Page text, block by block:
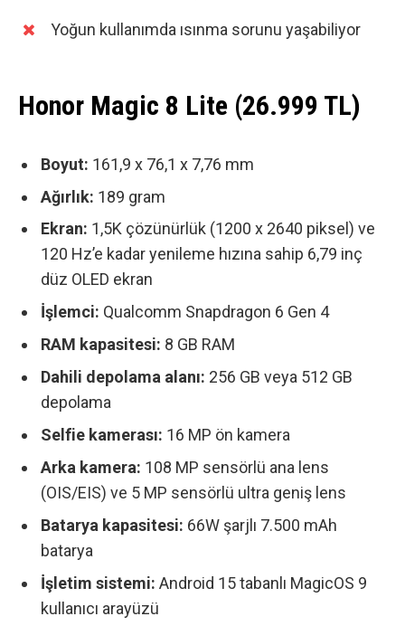
Yoğun kullanımda ısınma sorunu yaşabiliyor
Honor Magic 8 Lite (26.999 TL)
Boyut: 161,9 x 76,1 x 7,76 mm
Ağırlık: 189 gram
Ekran: 1,5K çözünürlük (1200 x 2640 piksel) ve
120 Hz’e kadar yenileme hızına sahip 6,79 inç
düz OLED ekran
İşlemci: Qualcomm Snapdragon 6 Gen 4
RAM kapasitesi: 8 GB RAM
Dahili depolama alanı: 256 GB veya 512 GB
depolama
Selfie kamerası: 16 MP ön kamera
Arka kamera: 108 MP sensörlü ana lens
(OIS/EIS) ve 5 MP sensörlü ultra geniş lens
Batarya kapasitesi: 66W şarjlı 7.500 mAh
batarya
İşletim sistemi: Android 15 tabanlı MagicOS 9
kullanıcı arayüzü